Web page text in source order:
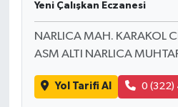
Yeni Çalışkan Eczanesi
NARLICA MAH. KARAKOL
ASM ALTI NARLICA
Yol Tarifi Al 0 (322)